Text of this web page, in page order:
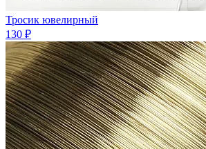
Тросик ювелирный
130 ₽